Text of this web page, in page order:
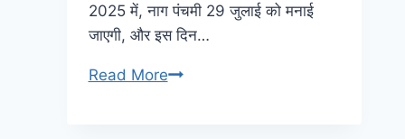
2025 में, नाग पंचमी 29 जुलाई को मनाई
जाएगी, और इस दिन…
Read More